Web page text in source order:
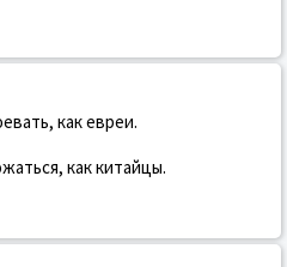
как евреи.
как китайцы.